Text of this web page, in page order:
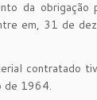
da
em, 31 de
contratado
de 1964.